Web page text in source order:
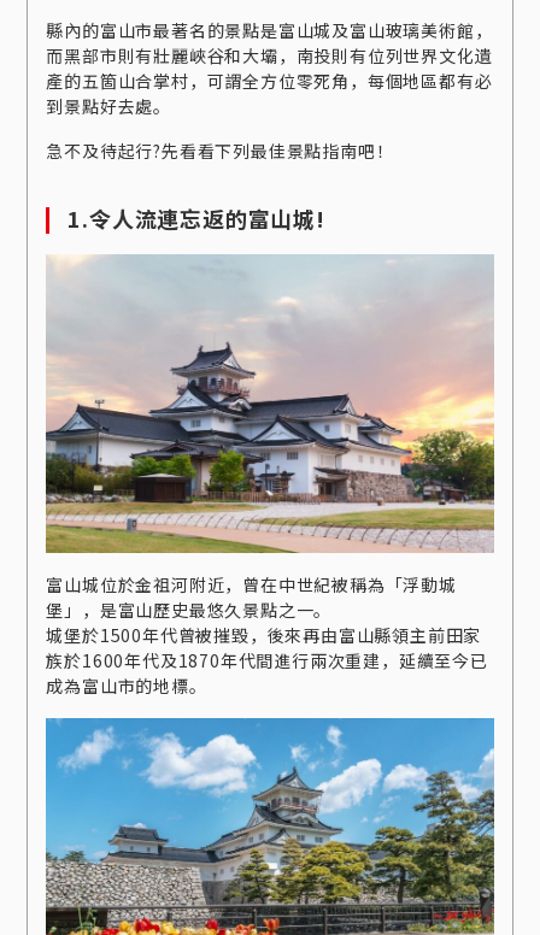
縣內的富山市最著名的景點是富山城及富山玻璃美術館，
而黑部市則有壯麗峽谷和大壩，南投則有位列世界文化遺
產的五箇山合掌村，可謂全方位零死角，每個地區都有必
到景點好去處。
急不及待起行?先看看下列最佳景點指南吧！
1.令人流連忘返的富山城!
富山城位於金祖河附近，曾在中世紀被稱為「浮動城
堡」，是富山歷史最悠久景點之一。
城堡於1500年代曾被摧毀，後來再由富山縣領主前田家
族於1600年代及1870年代間進行兩次重建，延續至今已
成為富山市的地標。